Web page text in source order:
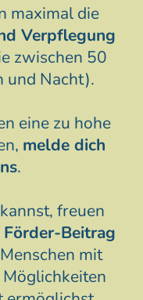
maximal die
Verpflegung
zwischen 50
und Nacht).
eine zu hohe
melde dich
.
freuen
Förder-Beitrag
mit